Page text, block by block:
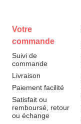
Votre
commande
Suivi de
commande
Livraison
Paiement facilité
Satisfait ou
remboursé, retour
ou échange